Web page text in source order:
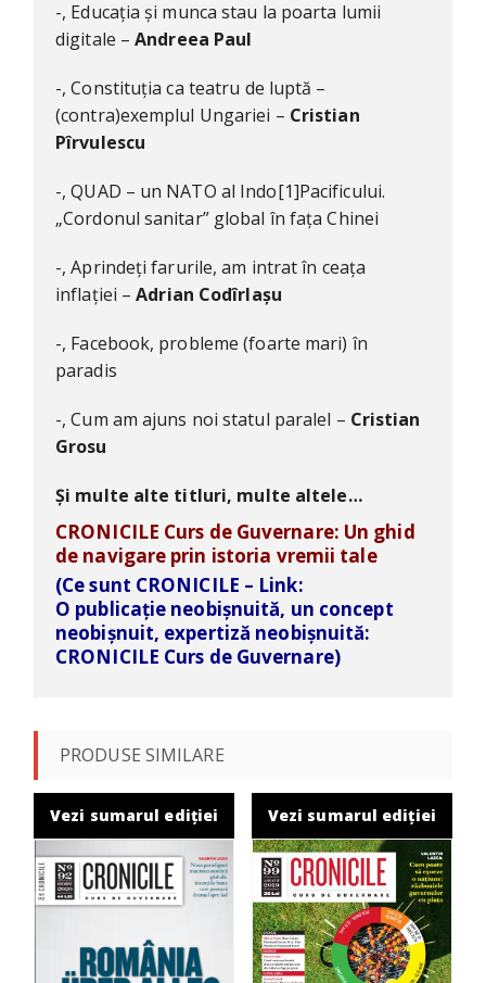
-, Educația și munca stau la poarta lumii
digitale –Andreea Paul
-, Constituția ca teatru de luptă –
(contra)exemplul Ungariei – Cristian
Pîrvulescu
-, QUAD – un NATO al Indo[1]Pacificului.
„Cordonul sanitar” global în fața Chinei
-, Aprindeți farurile, am intrat în ceața
inflației –Adrian Codîrlașu
-, Facebook, probleme (foarte mari) în
paradis
-, Cum am ajuns noi statul paralel – Cristian
Grosu
Și multe alte titluri, multe altele…
CRONICILE Curs de Guvernare: Un ghid
de navigare prin istoria vremii tale
(Ce sunt CRONICILE – Link:
O publicație neobișnuită, un concept
neobișnuit, expertiză neobișnuită:
CRONICILE Curs deGuvernare)
PRODUSE SIMILARE
Vezi sumarul ediției Vezi sumarul ediției